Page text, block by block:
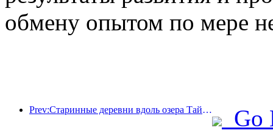
обмену опытом по мере
Prev:Старинные деревни вдоль озера Тайху в Хучжоу провинции Чжэцзян начали реконструкцию и модернизацию, в которые было инвестировано около 1 млрд юаней.
Go